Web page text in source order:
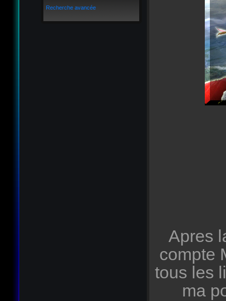
Recherche avancée
Apres
compte
tous les
ma